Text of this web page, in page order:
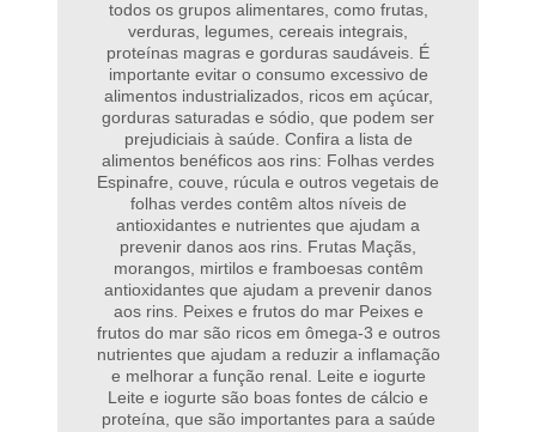
todos os grupos alimentares, como frutas,
verduras, legumes, cereais integrais,
proteínas magras e gorduras saudáveis. É
importante evitar o consumo excessivo de
alimentos industrializados, ricos em açúcar,
gorduras saturadas e sódio, que podem ser
prejudiciais à saúde. Confira a lista de
alimentos benéficos aos rins: Folhas verdes
Espinafre, couve, rúcula e outros vegetais de
folhas verdes contêm altos níveis de
antioxidantes e nutrientes que ajudam a
prevenir danos aos rins. Frutas Maçãs,
morangos, mirtilos e framboesas contêm
antioxidantes que ajudam a prevenir danos
aos rins. Peixes e frutos do mar Peixes e
frutos do mar são ricos em ômega-3 e outros
nutrientes que ajudam a reduzir a inflamação
e melhorar a função renal. Leite e iogurte
Leite e iogurte são boas fontes de cálcio e
proteína, que são importantes para a saúde